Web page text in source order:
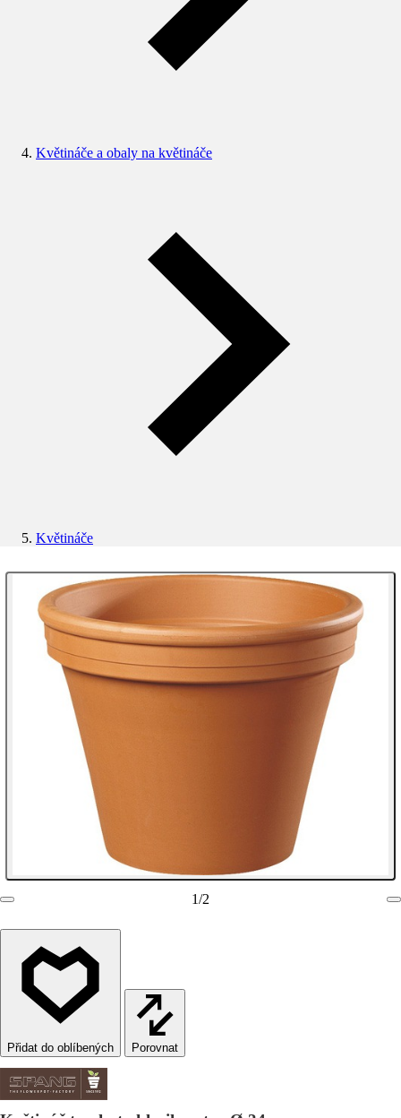
Květináče a obaly na květináče
Květináče
1/2
Porovnat